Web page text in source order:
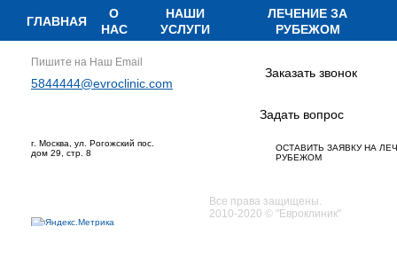
ГЛАВНАЯ
О
НАС
НАШИ
УСЛУГИ
ЛЕЧЕНИЕ ЗА
РУБЕЖОМ
Пишите на Наш Email
5844444@evroclinic.com
Заказать звонок
Задать вопрос
ОСТАВИТЬ ЗАЯВКУ НА
РУБЕЖОМ
г. Москва, ул. Рогожский пос.
дом 29, стр. 8
Все права защищены.
2010-2020 © "Евроклиник"